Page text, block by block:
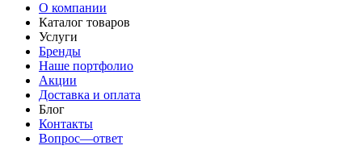
О компании
Каталог товаров
Услуги
Бренды
Наше портфолио
Акции
Доставка и оплата
Блог
Контакты
Вопрос—ответ